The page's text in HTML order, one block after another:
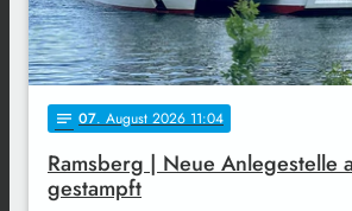
notes 07. August 2026 11:04
Ramsberg | Neue Anlegestelle
gestampft